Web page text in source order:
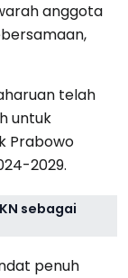
anggota
telah
untuk
Prabowo
2029.
sebagai
penuh